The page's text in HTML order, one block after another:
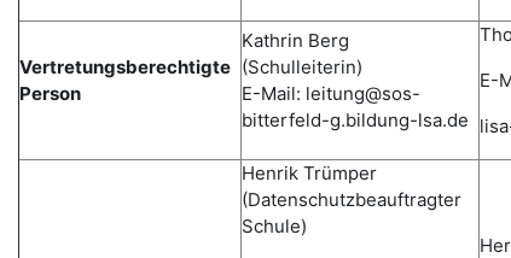
Vertretungsberechtigte
Person
Kathrin Berg
(Schulleiterin)
E-Mail: leitung@sos-
bitterfeld-g.bildung-lsa.de
E-
Henrik Trümper
(Datenschutzbeauftragter
Schule)